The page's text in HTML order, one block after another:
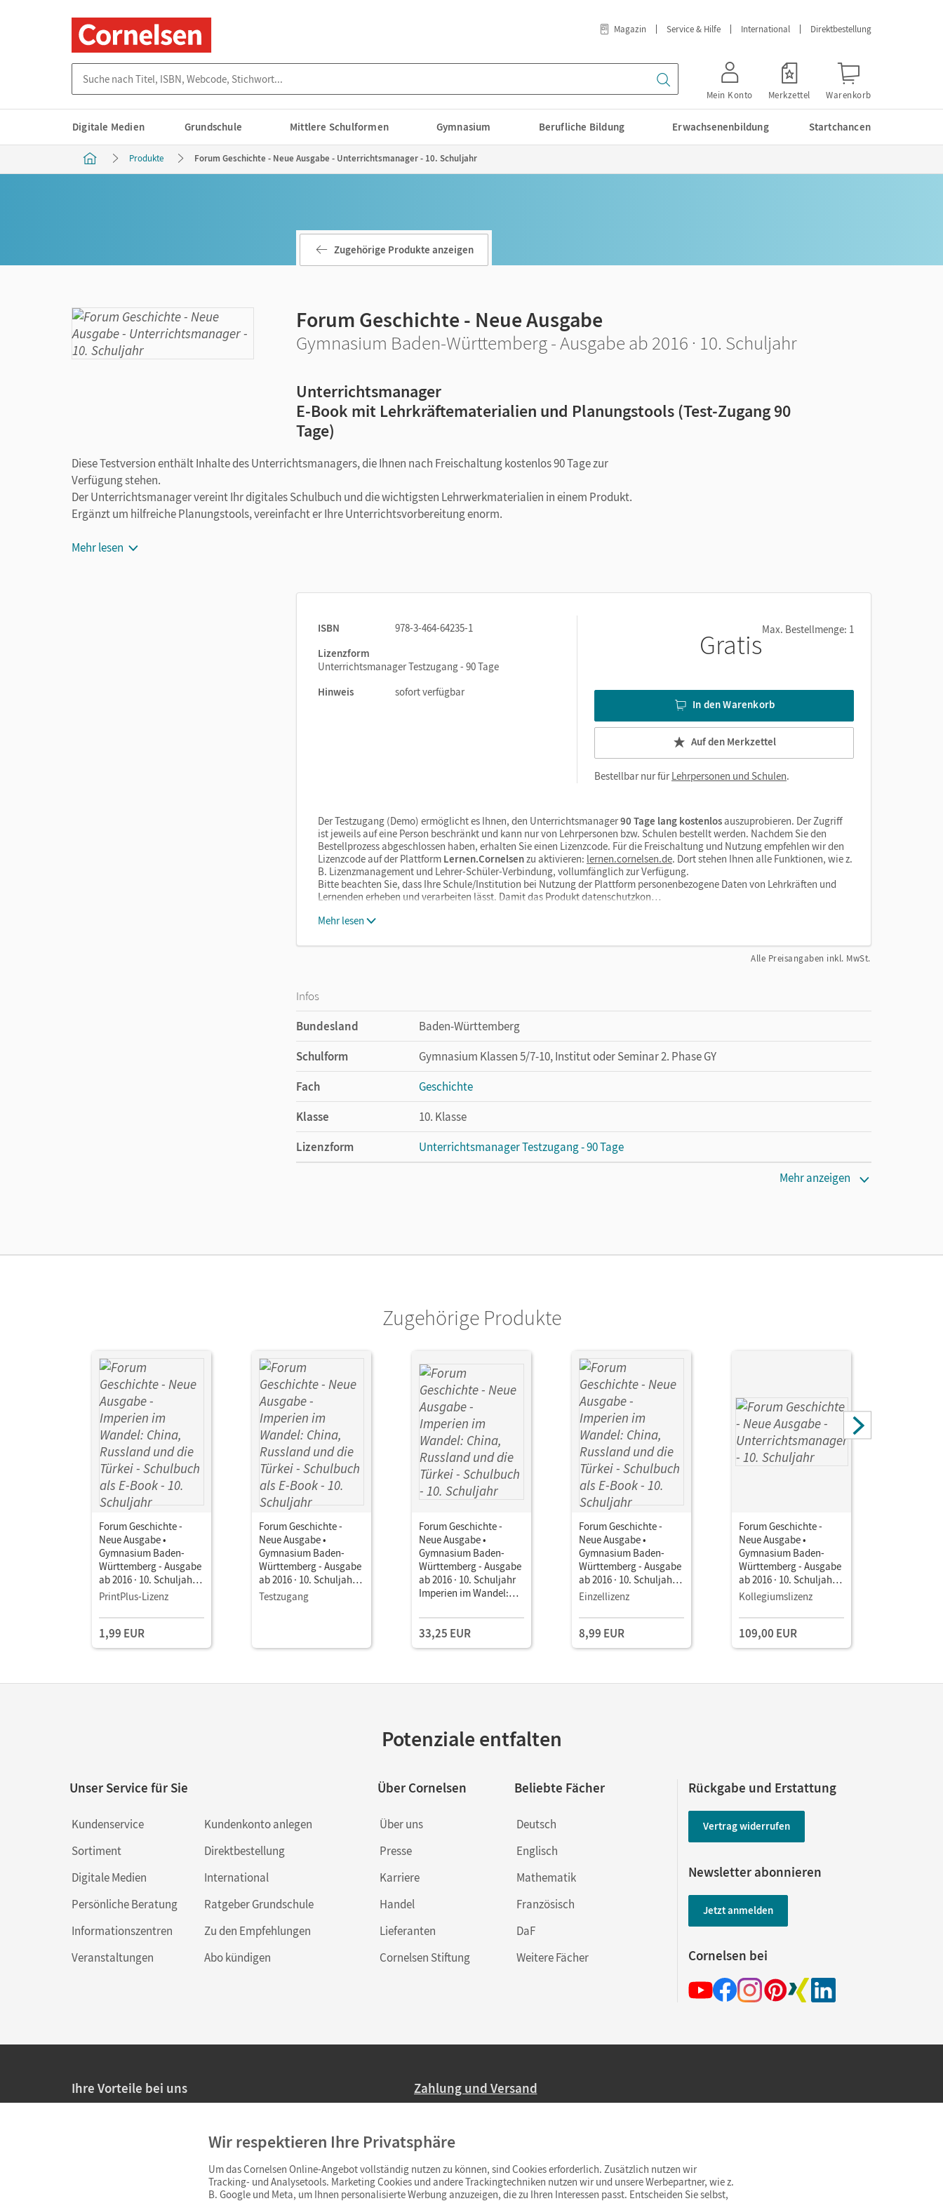
Magazin Service & Hilfe International Direktbestellung
Mein Konto Merkzettel Warenkorb
Digitale Medien Grundschule Mittlere Schulformen Gymnasium Berufliche Bildung Erwachsenenbildung Startchancen
Produkte Forum Geschichte - Neue Ausgabe - Unterrichtsmanager - 10. Schuljahr
Zugehörige Produkte anzeigen
Forum Geschichte - Neue Ausgabe
Gymnasium Baden-Württemberg - Ausgabe ab 2016 · 10. Schuljahr
Unterrichtsmanager
E-Book mit Lehrkräftematerialien und Planungstools (Test-Zugang 90
Tage)
Diese Testversion enthält Inhalte des Unterrichtsmanagers, die Ihnen nach Freischaltung kostenlos 90 Tage zur
Verfügung stehen.
Der Unterrichtsmanager vereint Ihr digitales Schulbuch und die wichtigsten Lehrwerkmaterialien in einem Produkt.
Ergänzt um hilfreiche Planungstools, vereinfacht er Ihre Unterrichtsvorbereitung enorm.
Mehr lesen
ISBN
978-3-464-64235-1
Lizenzform
Unterrichtsmanager Testzugang - 90 Tage
Hinweis
sofort verfügbar
GratisMax. Bestellmenge: 1
In den Warenkorb
Auf den Merkzettel
Bestellbar nur fürLehrpersonen und Schulen.
Der Testzugang (Demo) ermöglicht es Ihnen, den Unterrichtsmanager90 Tage lang kostenlosauszuprobieren. Der Zugriff
ist jeweils auf eine Person beschränkt und kann nur von Lehrpersonen bzw. Schulen bestellt werden. Nachdem Sie den
Bestellprozess abgeschlossen haben, erhalten Sie einen Lizenzcode. Für die Freischaltung und Nutzung empfehlen wir den
Lizenzcode auf der Plattform Lernen.Cornelsenzu aktivieren: lernen.cornelsen.de. Dort stehen Ihnen alle Funktionen, wie z.
B. Lizenzmanagement und Lehrer-Schüler-Verbindung, vollumfänglich zur Verfügung.
Bitte beachten Sie, dass Ihre Schule/Institution bei Nutzung der Plattform personenbezogene Daten von Lehrkräften und
Lernenden erheben und verarbeiten lässt. Damit das Produkt datenschutzkon…
Mehr lesen
Alle Preisangaben inkl. MwSt.
Infos
Bundesland
Baden-Württemberg
Schulform
Gymnasium Klassen 5/7-10, Institut oder Seminar 2. Phase GY
Fach
Geschichte
Klasse
10. Klasse
Lizenzform
Unterrichtsmanager Testzugang - 90 Tage
Mehr anzeigen
Zugehörige Produkte
Forum Geschichte -
Neue Ausgabe •
Gymnasium Baden-
Württemberg - Ausgabe
ab 2016 · 10. Schuljahr
Imperien im Wandel:
Türkei • Schulbuch als
E-Book
PrintPlus-Lizenz
1,99 EUR
Forum Geschichte -
Neue Ausgabe •
Gymnasium Baden-
Württemberg - Ausgabe
ab 2016 · 10. Schuljahr
Imperien im Wandel:
China, Russland und die
Testzugang
Forum Geschichte -
Neue Ausgabe •
Gymnasium Baden-
Württemberg - Ausgabe
ab 2016 · 10. Schuljahr
Imperien im Wandel:
Türkei • Schulbuch
33,25 EUR
Forum Geschichte -
Neue Ausgabe •
Gymnasium Baden-
Württemberg - Ausgabe
ab 2016 · 10. Schuljahr
Imperien im Wandel:
Türkei • Schulbuch als
E-Book
Einzellizenz
8,99 EUR
Forum Geschichte -
Neue Ausgabe •
Gymnasium Baden-
Württemberg - Ausgabe
ab 2016 · 10. Schuljahr •
Unterrichtsmanager E-
Book mit
Lehrkräftematerialien
und Planungstools
Kollegiumslizenz
109,00 EUR
Potenziale entfalten
Unser Service für Sie
Kundenservice
Sortiment
Digitale Medien
Persönliche Beratung
Informationszentren
Veranstaltungen
Kundenkonto anlegen
Direktbestellung
International
Ratgeber Grundschule
Zu den Empfehlungen
Abo kündigen
Über Cornelsen
Über uns
Presse
Karriere
Handel
Lieferanten
Cornelsen Stiftung
Beliebte Fächer
Deutsch
Englisch
Mathematik
Französisch
DaF
Weitere Fächer
Rückgabe und Erstattung
Vertrag widerrufen
Newsletter abonnieren
Jetzt anmelden
Cornelsen bei
Ihre Vorteile bei uns
Persönliche Angebote für Lehrkräfte
Sicheres Einkaufen mit SSL-Verschlüsselung
Zahlung und Versand
Ab 59,– EUR Bestellwert liefern wir versandkostenfrei innerhalb Deutschlands
(Lieferung in 3–6 Tagen).
Wir respektieren Ihre Privatsphäre
Um das Cornelsen Online-Angebot vollständig nutzen zu können, sind Cookies erforderlich. Zusätzlich nutzen wir
Tracking- und Analysetools. Marketing Cookies und andere Trackingtechniken nutzen wir und unsere Werbepartner, wie z.
B. Google und Meta, um Ihnen personalisierte Werbung anzuzeigen, die zu Ihren Interessen passt. Entscheiden Sie selbst,